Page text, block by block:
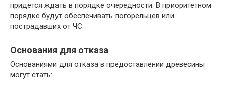
придется ждать в порядке очередности. В приоритетном
порядке будут обеспечивать погорельцев или
пострадавших от ЧС.
Основания для отказа
Основаниями для отказа в предоставлении древесины
могут стать: